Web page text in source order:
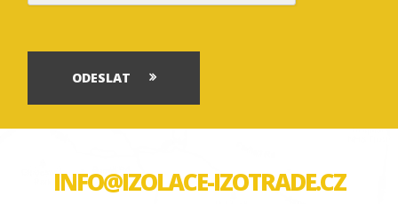
ODESLAT
INFO@IZOLACE-IZOTRADE.CZ